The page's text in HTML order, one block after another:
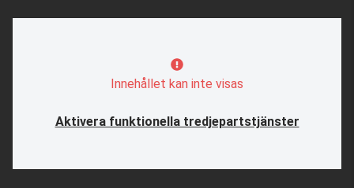
Innehållet kan inte visas
Aktivera funktionella tredjepartstjänster